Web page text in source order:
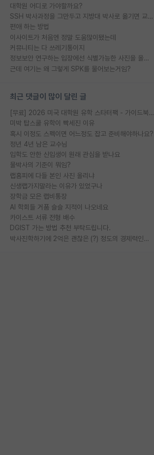
대학원 어디로 가야할까요?
SSH 박사과정을 그만두고 지방대 박사로 옮기면 교수의 꿈은 끝일까요?
편애 하는 방법
이사이트가 처음엔 정말 도움많이됐는데
커뮤니티는 다 쓰레기통이지
정보보안 연구하는 입장에선 식별가능한 사진을 올리는건 비추이긴함
근데 여기는 왜 그렇게 SPK를 물어보는거임?
최근 댓글이 많이 달린 글
[무료] 2026 미국 대학원 유학 스타터팩 - 가이드북 & 합격자 컨택메일 템플릿
미박 탑스쿨 유학이 빡세진 이유
혹시 이정도 스펙이면 어느정도 잡고 준비해야하나요?
정년 4년 남은 교수님
입학도 안한 신입생이 원래 관심을 받나요
물박사의 기준이 뭐임?
랩홈피에 다들 본인 사진 올리냐
신생랩가지말라는 이유가 있었구나
장학금 모은 랩비통장
AI 학회들 거품 슬슬 지적이 나오네요
카이스트 서류 전형 배수
DGIST 가는 방법 추천 부탁드립니다.
박사진학하기에 2억은 괜찮은 (?) 정도의 경제력인가요